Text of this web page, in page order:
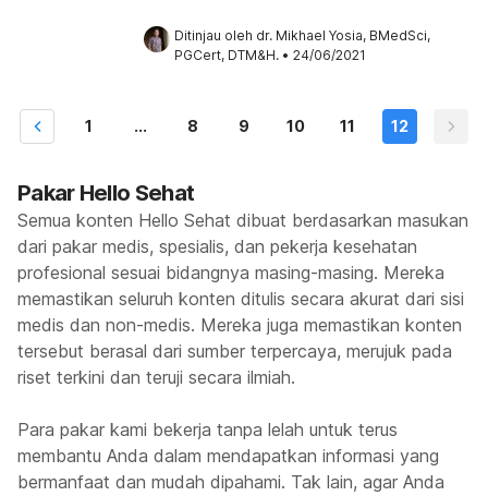
Ditinjau oleh dr. Mikhael Yosia, BMedSci,
PGCert, DTM&H. • 24/06/2021
1 ... 8 9 10 11 12
Pakar Hello Sehat
Semua konten Hello Sehat dibuat berdasarkan masukan
dari pakar medis, spesialis, dan pekerja kesehatan
profesional sesuai bidangnya masing-masing. Mereka
memastikan seluruh konten ditulis secara akurat dari sisi
medis dan non-medis. Mereka juga memastikan konten
tersebut berasal dari sumber terpercaya, merujuk pada
riset terkini dan teruji secara ilmiah.
Para pakar kami bekerja tanpa lelah untuk terus
membantu Anda dalam mendapatkan informasi yang
bermanfaat dan mudah dipahami. Tak lain, agar Anda